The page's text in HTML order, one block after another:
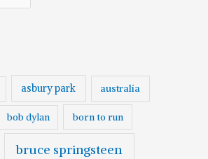
asbury park australia
bob dylan born to run
bruce springsteen